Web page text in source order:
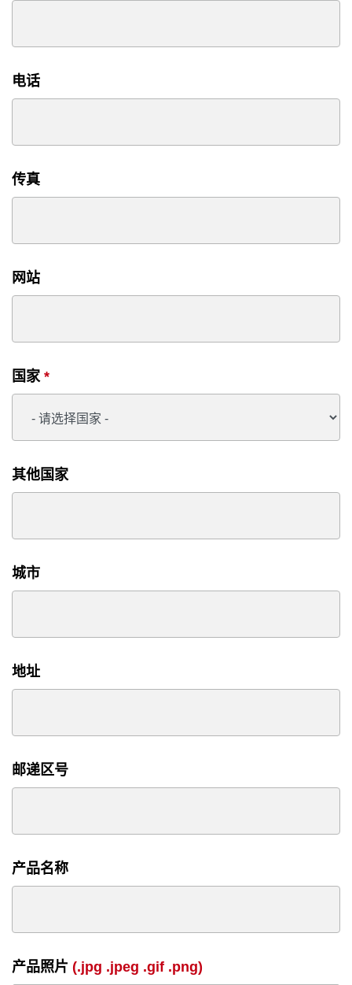
电话
传真
网站
国家 *
其他国家
城市
地址
邮递区号
产品名称
产品照片 (.jpg .jpeg .gif .png)